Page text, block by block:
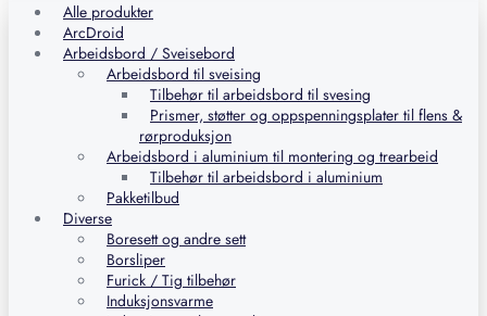
Alle produkter
ArcDroid
Arbeidsbord / Sveisebord
Arbeidsbord til sveising
Tilbehør til arbeidsbord til svesing
Prismer, støtter og oppspenningsplater til flens &
rørproduksjon
Arbeidsbord i aluminium til montering og trearbeid
Tilbehør til arbeidsbord i aluminium
Pakketilbud
Diverse
Boresett og andre sett
Borsliper
Furick / Tig tilbehør
Induksjonsvarme